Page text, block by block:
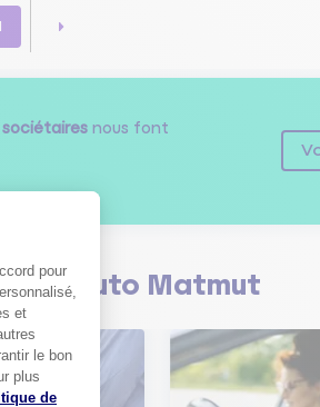
sociétairesnous font
Auto Matmut
pour
et
le bon
plus
de